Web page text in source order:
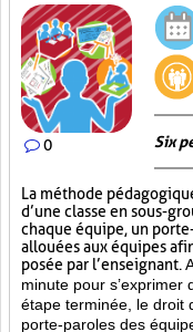
0 Six
La méthode
d’une classe en sous-
chaque équipe, un
allouées aux équipes
posée par l’enseignant.
minute pour
étape terminée, le droit
porte-paroles des